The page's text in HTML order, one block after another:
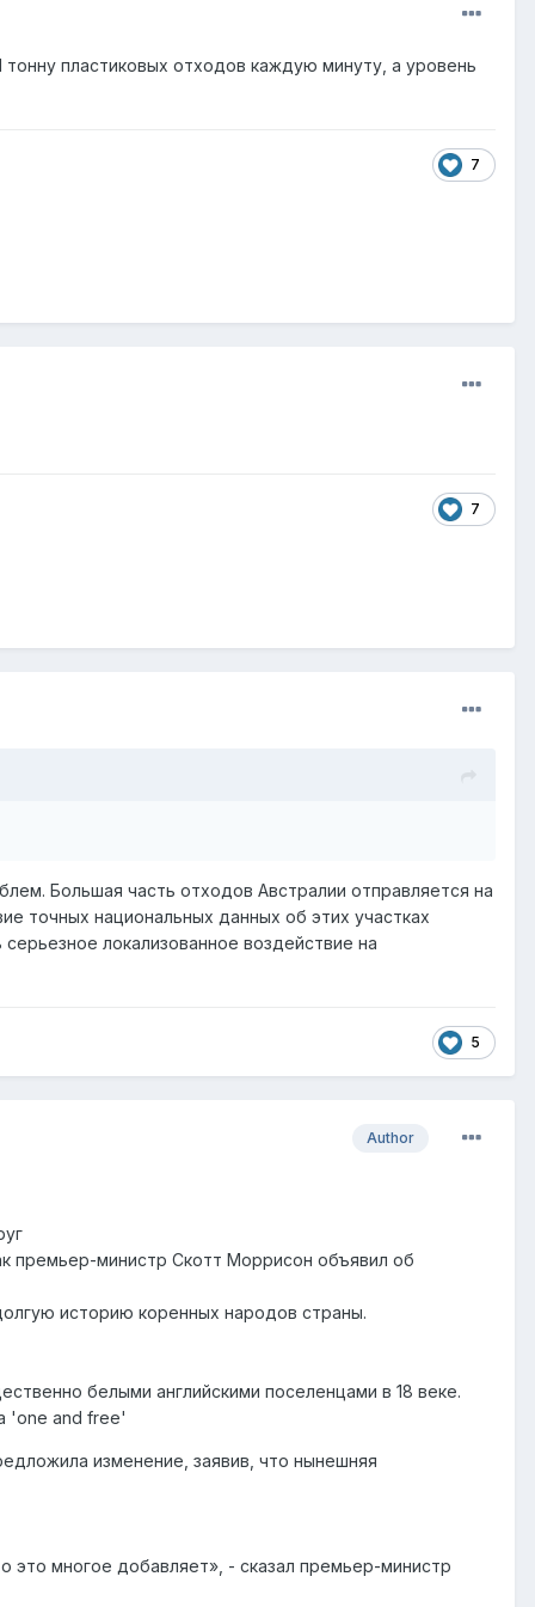
пластиковых отходов каждую минуту, а уровень
7
7
Большая часть отходов Австралии отправляется на
точных национальных данных об этих участках
локализованное воздействие на
5
Author
премьер-министр Скотт Моррисон объявил об
историю коренных народов страны.
белыми английскими поселенцами в 18 веке.
'one and free'
изменение, заявив, что нынешняя
это многое добавляет», - сказал премьер-министр